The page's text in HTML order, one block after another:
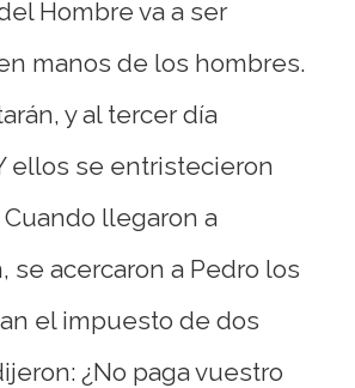
Hombre va a ser
manos de los hombres.
y al tercer día
ellos se entristecieron
Cuando llegaron a
se acercaron a Pedro los
el impuesto de dos
¿No paga vuestro